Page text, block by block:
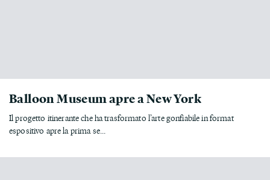
Balloon Museum apre a New York
Il progetto itinerante che ha trasformato l’arte gonfiabile in format
espositivo apre la prima se...